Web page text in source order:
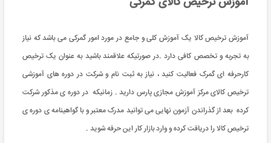
آموزش ترخیص کالا یک آموزش کلی و جامع در مورد امور گمرکی می باشد که نیاز
به تجربه و تخصص کافی دارد .در صورتیکه علاقمند باشید به عنوان یک ترخیص
کارحرفه ای گمرک فعالیت کنید ، نیاز به ثبت نام و شرکت در دوره های آموزشی
ترخیص کالای مرکز آموزش مجازی پارس دارید . زمانیکه در دوره ی مذکور شرکت
کرده بعد از گذراندن آزمون نهایی می توانید مدرک معتبر و با گواهینامه ی دوره ی
ترخیص کالا را دریافت کرده و وارد بازار کار این حرفه شوید .